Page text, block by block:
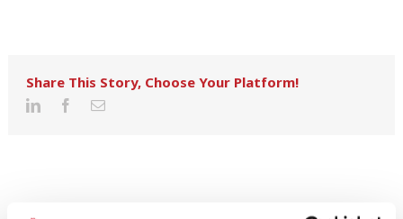
Share This Story, Choose Your Platform!